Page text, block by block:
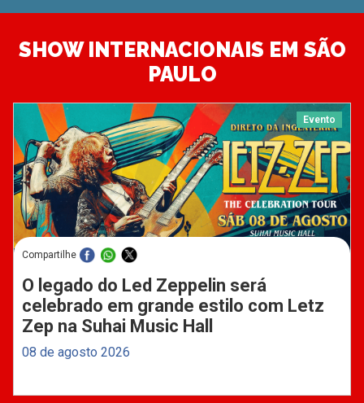
SHOW INTERNACIONAIS EM SÃO
PAULO
Evento
Compartilhe
O legado do Led Zeppelin será
celebrado em grande estilo com Letz
Zep na Suhai Music Hall
08 de agosto 2026